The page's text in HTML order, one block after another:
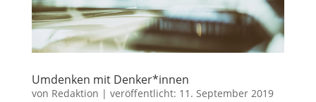
Umdenken mit Denker*innen
von Redaktion | veröffentlicht: 11. September 2019